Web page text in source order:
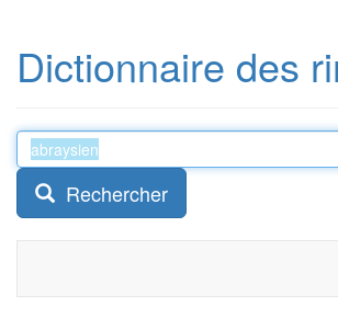
Dictionnaire des
Rechercher